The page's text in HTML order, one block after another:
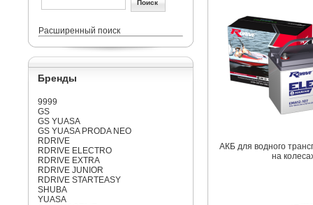
Расширенный поиск
Бренды
9999
GS
GS YUASA
GS YUASA PRODA NEO
RDRIVE
RDRIVE ELECTRO
RDRIVE EXTRA
RDRIVE JUNIOR
RDRIVE STARTEASY
SHUBA
YUASA
АКБ для водного
на